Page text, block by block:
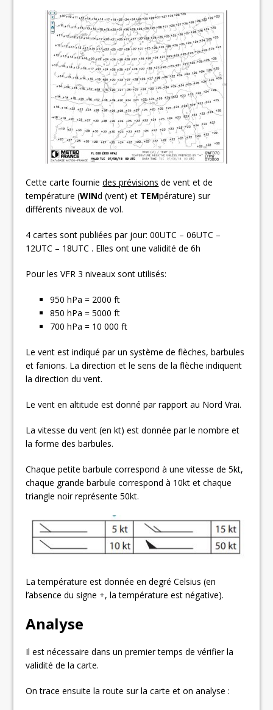
Cette carte fourniedes prévisions de vent et de
température (WINd (vent) et TEMpérature) sur
différents niveaux de vol.
4 cartes sont publiées par jour: 00UTC – 06UTC –
12UTC – 18UTC . Elles ont une validité de 6h
Pour les VFR 3 niveaux sont utilisés:
950 hPa = 2000 ft
850 hPa = 5000 ft
700 hPa = 10 000 ft
Le vent est indiqué par un système de flèches, barbules
et fanions. La direction et le sens de la flèche indiquent
la direction du vent.
Le vent en altitude est donné par rapport au Nord Vrai.
La vitesse du vent (en kt) est donnée par le nombre et
la forme des barbules.
Chaque petite barbule correspond à une vitesse de 5kt,
chaque grande barbule correspond à 10kt et chaque
triangle noir représente 50kt.
La température est donnée en degré Celsius (en
l’absence du signe +, la température est négative).
Analyse
Il est nécessaire dans un premier temps de vérifier la
validité de la carte.
On trace ensuite la route sur la carte et on analyse :